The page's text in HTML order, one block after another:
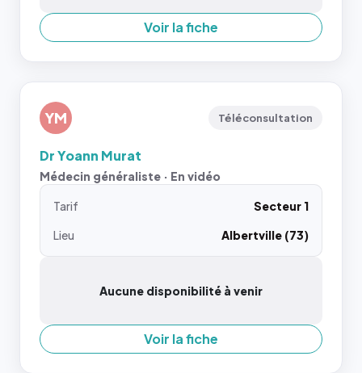
Voir la fiche
YM Téléconsultation
Dr Yoann Murat
Médecin généraliste · En vidéo
Tarif
Secteur 1
Lieu
Albertville (73)
Aucune disponibilité à venir
Voir la fiche